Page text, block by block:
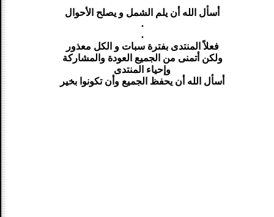
أسأل الله أن يلم الشمل و يصلح الأحوال
.
.
فعلاً المنتدى بفترة سبات و الكل معذور
ولكن أتمنى من الجميع العودة والمشاركة
وإحياء المنتدى
أسأل الله أن يحفظ الجميع وأن تكونوا بخير